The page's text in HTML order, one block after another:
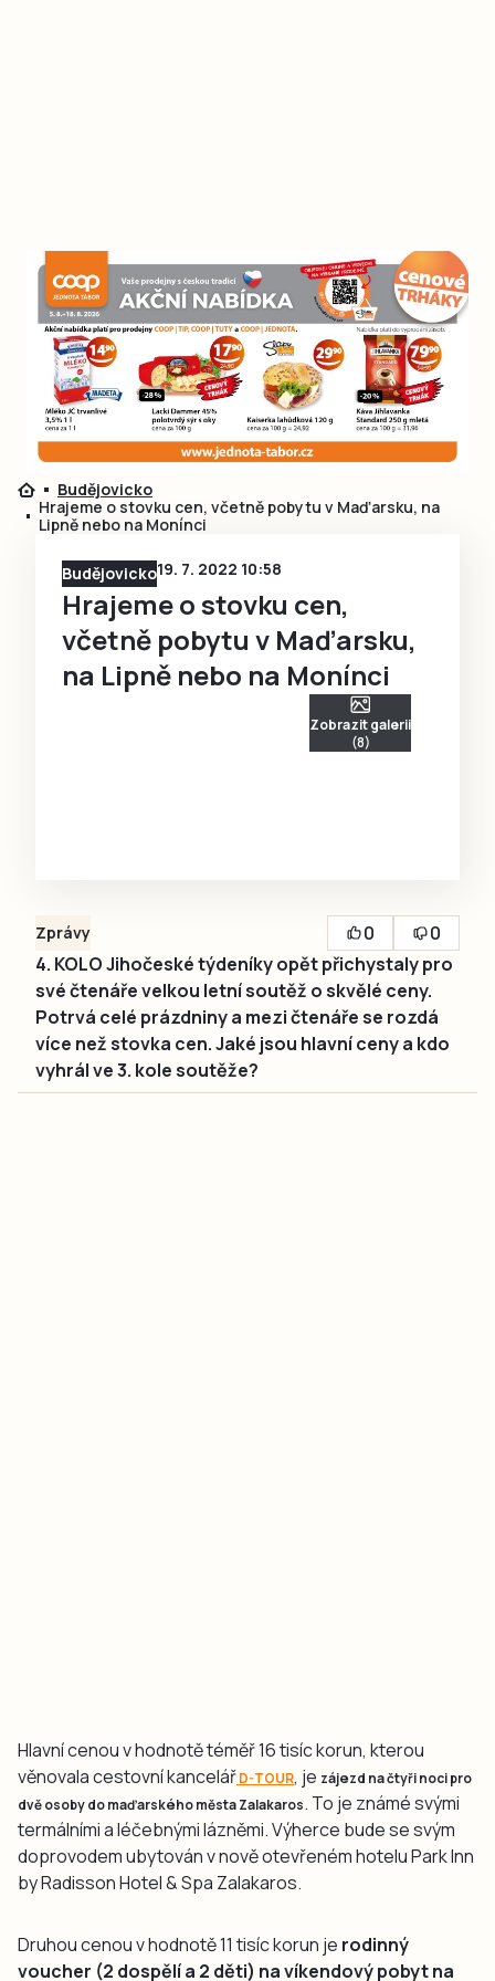
Budějovicko
Hrajeme o stovku cen, včetně pobytu v Maďarsku, na
Lipně nebo na Monínci
Budějovicko19. 7. 2022 10:58
Hrajeme o stovku cen,
včetně pobytu v Maďarsku,
na Lipně nebo na Monínci
Zobrazit galerii
(8)
Zprávy 0
0
4. KOLO Jihočeské týdeníky opět přichystaly pro
své čtenáře velkou letní soutěž o skvělé ceny.
Potrvá celé prázdniny a mezi čtenáře se rozdá
více než stovka cen. Jaké jsou hlavní ceny a kdo
vyhrál ve 3. kole soutěže?
Hlavní cenou v hodnotě téměř 16 tisíc korun, kterou
věnovala cestovní kancelářD-TOUR, je zájezd na čtyři noci pro
dvě osoby do maďarského města Zalakaros. To je známé svými
termálními a léčebnými lázněmi. Výherce bude se svým
doprovodem ubytován v nově otevřeném hotelu Park Inn
by Radisson Hotel & Spa Zalakaros.
Druhou cenou v hodnotě 11 tisíc korun je rodinný
voucher (2 dospělí a 2 děti) na víkendový pobyt na